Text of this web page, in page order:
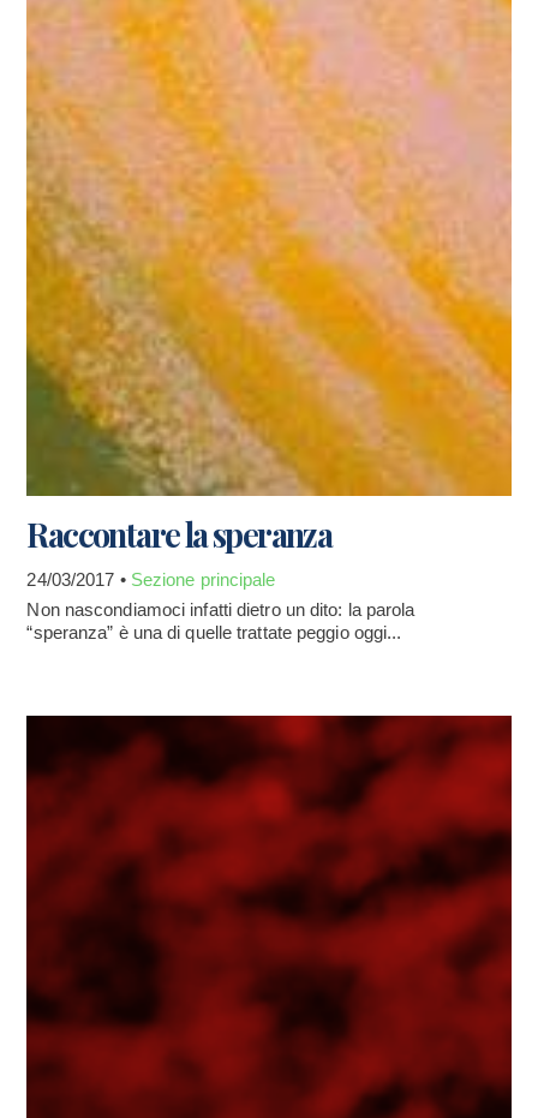
Raccontare la speranza
24/03/2017 • Sezione principale
Non nascondiamoci infatti dietro un dito: la parola
“speranza” è una di quelle trattate peggio oggi...